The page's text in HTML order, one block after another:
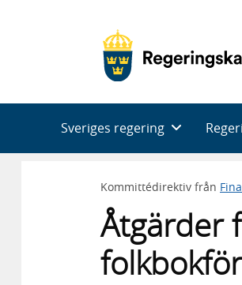
Sveriges regering
Kommittédirektiv från
Åtgärder